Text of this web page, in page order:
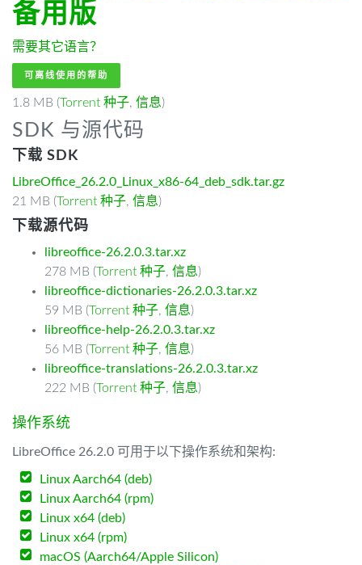
备用版
需要其它语言？
可离线使用的帮助
1.8 MB (Torrent 种子, 信息)
SDK 与源代码
下载 SDK
LibreOffice_26.2.0_Linux_x86-64_deb_sdk.tar.gz
21 MB (Torrent 种子, 信息)
下载源代码
libreoffice-26.2.0.3.tar.xz
278 MB (Torrent 种子, 信息)
libreoffice-dictionaries-26.2.0.3.tar.xz
59 MB (Torrent 种子, 信息)
libreoffice-help-26.2.0.3.tar.xz
56 MB (Torrent 种子, 信息)
libreoffice-translations-26.2.0.3.tar.xz
222 MB (Torrent 种子, 信息)
操作系统
LibreOffice 26.2.0 可用于以下操作系统和架构:
Linux Aarch64 (deb)
Linux Aarch64 (rpm)
Linux x64 (deb)
Linux x64 (rpm)
macOS (Aarch64/Apple Silicon)